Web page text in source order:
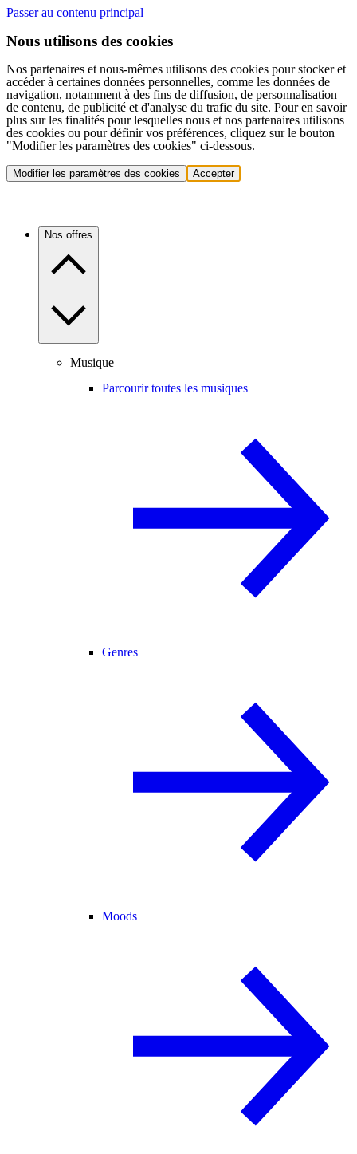
Passer au contenu principal
Nous utilisons des cookies
Nos partenaires et nous-mêmes utilisons des cookies pour stocker et
accéder à certaines données personnelles, comme les données de
navigation, notamment à des fins de diffusion, de personnalisation
de contenu, de publicité et d'analyse du trafic du site. Pour en savoir
plus sur les finalités pour lesquelles nous et nos partenaires utilisons
des cookies ou pour définir vos préférences, cliquez sur le bouton
"Modifier les paramètres des cookies" ci-dessous.
Modifier les paramètres des cookies Accepter
Nos offres
Musique
Parcourir toutes les musiques
Genres
Moods